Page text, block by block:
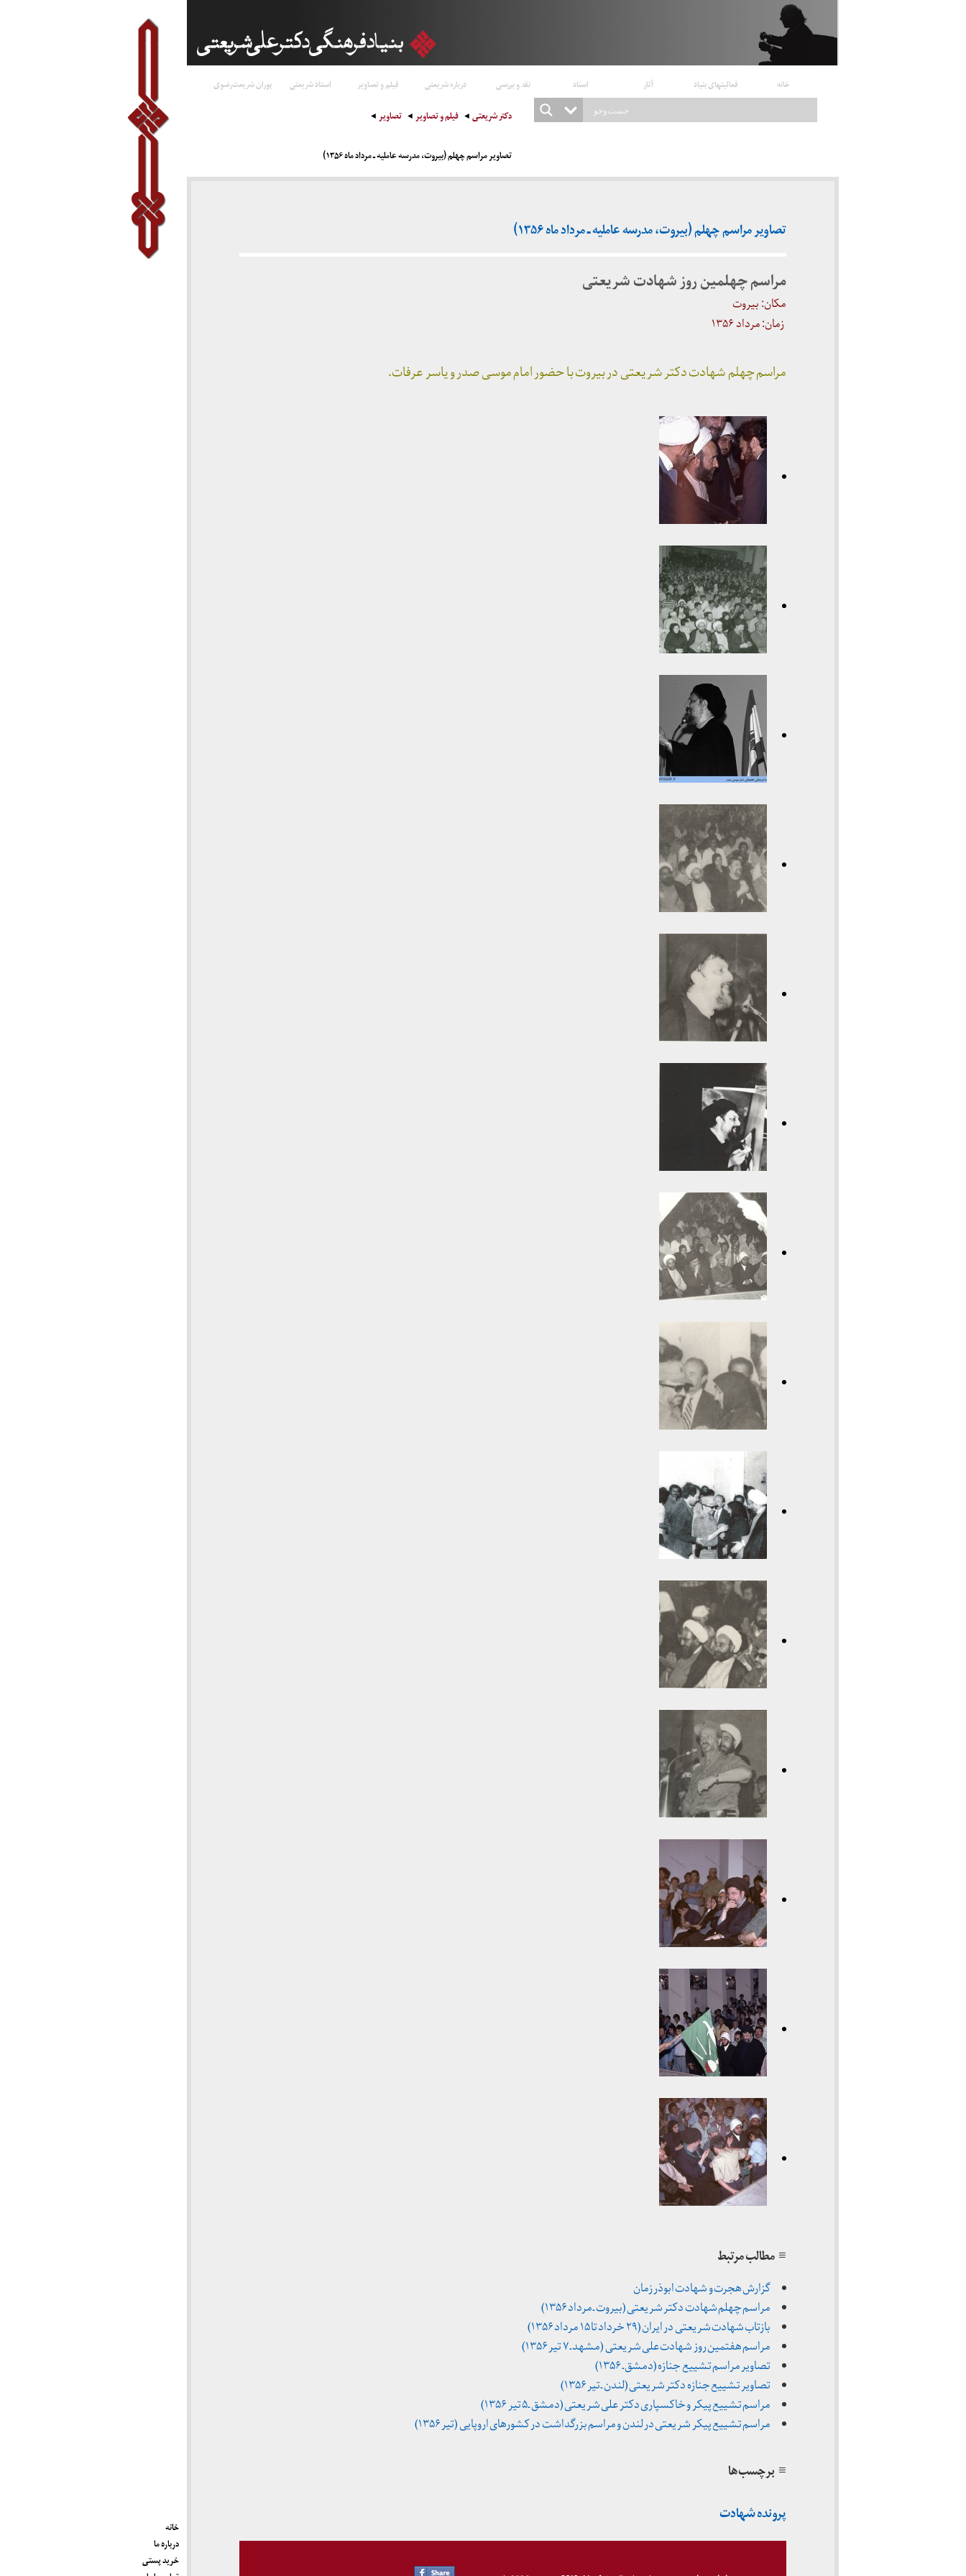
خانه فعالیتهای بنیاد آثار اسناد نقد و بررسی درباره شریعتی فیلم و تصاویر استاد شریعتی پوران شریعت‌رضوی
دکتر شریعتی فیلم و تصاویر تصاویر
تصاویر مراسم چهلم (بیروت، مدرسه عاملیه ـ مرداد ماه ۱۳۵۶)
تصاویر مراسم چهلم (بیروت، مدرسه عاملیه ـ مرداد ماه ۱۳۵۶)
مراسم چهلمین روز شهادت شریعتی
مکان: بیروت
زمان: مرداد ۱۳۵۶
مراسم چهلم شهادت دکتر شریعتی در بیروت با حضور امام موسی صدر و یاسر عرفات.
≡ مطالب مرتبط
گزارش هجرت و شهادت ابوذر زمان
مراسم چهلم شهادت دکتر شریعتی (بیروت ـ مرداد ۱۳۵۶)
بازتاب شهادت شریعتی در ایران (۲۹ خرداد تا ۱۵ مرداد ۱۳۵۶)
مراسم هفتمین روز شهادت علی شریعتی (مشهد ـ ۷ تیر ۱۳۵۶)
تصاویر مراسم تشییع جنازه (دمشق ـ ۱۳۵۶)
تصاویر تشییع جنازه دکتر شریعتی (لندن ـ تیر ۱۳۵۶)
مراسم تشییع پیکر و خاکسپاری دکتر علی شریعتی (دمشق ـ ۵ تیر ۱۳۵۶)
مراسم تشییع پیکر شریعتی در لندن و مراسم بزرگداشت در کشورهای اروپایی (تیر ۱۳۵۶)
≡ برچسب‌ها
پرونده شهادت
خانه
درباره ما
خرید پستی